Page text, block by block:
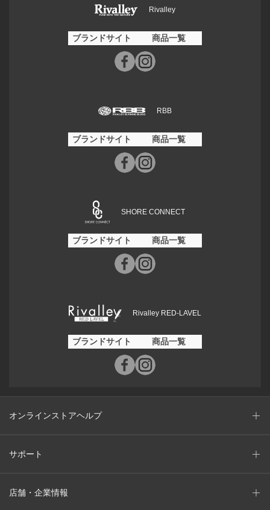
Rivalley
ブランドサイト 商品一覧
RBB
ブランドサイト 商品一覧
SHORE CONNECT
ブランドサイト 商品一覧
Rivalley RED-LAVEL
ブランドサイト 商品一覧
オンラインストアヘルプ
サポート
店舗・企業情報